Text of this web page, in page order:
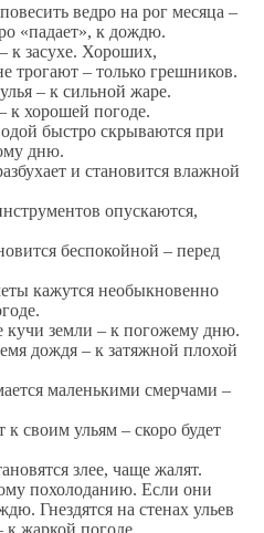
ведро на рог месяца –
«падает», к дождю.
к засухе. Хороших,
трогают – только грешников.
– к сильной жаре.
к хорошей погоде.
быстро скрываются при
дню.
и становится влажной
опускаются,
беспокойной – перед
кажутся необыкновенно
кучи земли – к погожему дню.
дождя – к затяжной плохой
маленькими смерчами –
своим ульям – скоро будет
злее, чаще жалят.
похолоданию. Если они
Гнездятся на стенах ульев
жаркой погоде.